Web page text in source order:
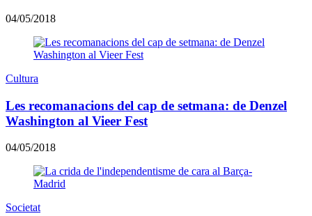
04/05/2018
Cultura
Les recomanacions del cap de setmana: de Denzel
Washington al Vieer Fest
04/05/2018
Societat